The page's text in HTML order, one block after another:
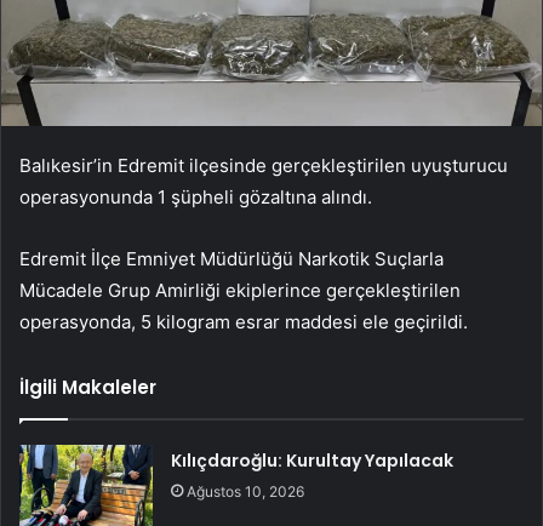
Balıkesir’in Edremit ilçesinde gerçekleştirilen uyuşturucu
operasyonunda 1 şüpheli gözaltına alındı.
Edremit İlçe Emniyet Müdürlüğü Narkotik Suçlarla
Mücadele Grup Amirliği ekiplerince gerçekleştirilen
operasyonda, 5 kilogram esrar maddesi ele geçirildi.
İlgili Makaleler
Kılıçdaroğlu: Kurultay Yapılacak
Ağustos 10, 2026